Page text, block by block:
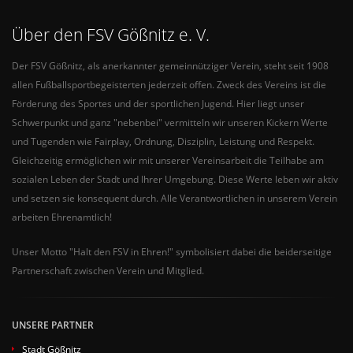
Über den FSV Gößnitz e. V.
Der FSV Gößnitz, als anerkannter gemeinnütziger Verein, steht seit 1908
allen Fußballsportbegeisterten jederzeit offen. Zweck des Vereins ist die
Förderung des Sportes und der sportlichen Jugend. Hier liegt unser
Schwerpunkt und ganz "nebenbei" vermitteln wir unseren Kickern Werte
und Tugenden wie Fairplay, Ordnung, Disziplin, Leistung und Respekt.
Gleichzeitig ermöglichen wir mit unserer Vereinsarbeit die Teilhabe am
sozialen Leben der Stadt und Ihrer Umgebung. Diese Werte leben wir aktiv
und setzen sie konsequent durch. Alle Verantwortlichen in unserem Verein
arbeiten Ehrenamtlich!
Unser Motto "Halt den FSV in Ehren!" symbolisiert dabei die beiderseitige
Partnerschaft zwischen Verein und Mitglied.
UNSERE PARTNER
Stadt Gößnitz